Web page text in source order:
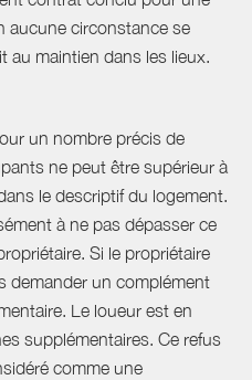
aucune circonstance se
au maintien dans les lieux.
un nombre précis de
ne peut être supérieur à
le descriptif du logement.
à ne pas dépasser ce
Si le propriétaire
demander un complément
Le loueur est en
supplémentaires. Ce refus
comme une